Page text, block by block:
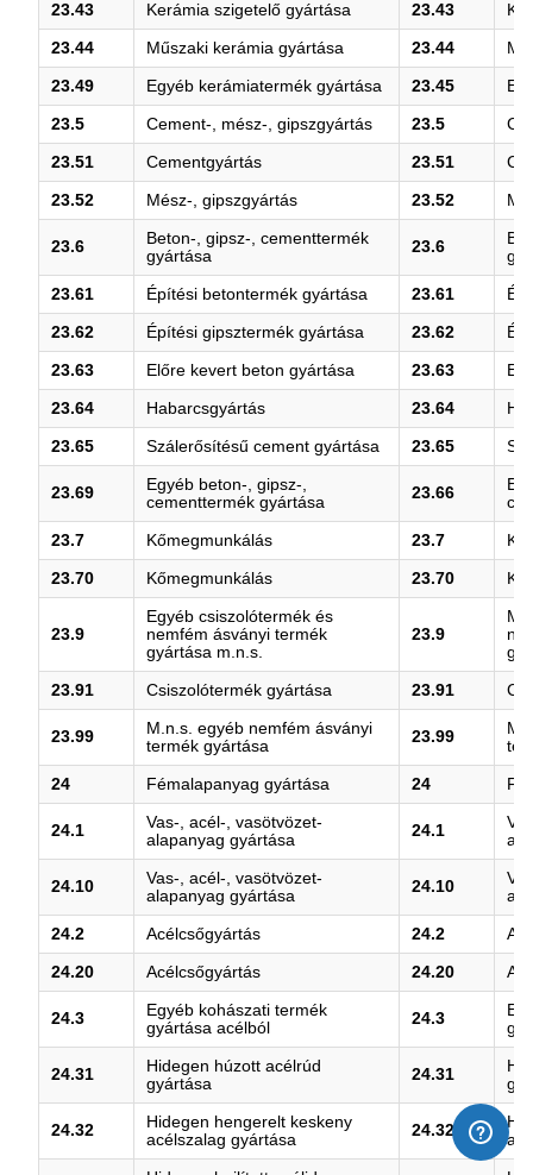
23.43 Kerámia szigetelő gyártása 23.43
23.44 Műszaki kerámia gyártása 23.44
23.49 Egyéb kerámiatermék gyártása 23.45
23.5 Cement-, mész-, gipszgyártás 23.5
23.51 Cementgyártás 23.51
23.52 Mész-, gipszgyártás 23.52
23.6
Beton-, gipsz-, cementtermék
gyártása
23.6
23.61 Építési betontermék gyártása 23.61
23.62 Építési gipsztermék gyártása 23.62
23.63 Előre kevert beton gyártása 23.63
23.64 Habarcsgyártás 23.64
23.65 Szálerősítésű cement gyártása 23.65
23.69
Egyéb beton-, gipsz-,
cementtermék gyártása
23.66
23.7 Kőmegmunkálás 23.7
23.70 Kőmegmunkálás 23.70
23.9
Egyéb csiszolótermék és
nemfém ásványi termék
gyártása m.n.s.
23.9
23.91 Csiszolótermék gyártása 23.91
23.99
M.n.s. egyéb nemfém ásványi
termék gyártása
23.99
24 Fémalapanyag gyártása 24
24.1
Vas-, acél-, vasötvözet-
alapanyag gyártása
24.1
24.10
Vas-, acél-, vasötvözet-
alapanyag gyártása
24.10
24.2 Acélcsőgyártás 24.2
24.20 Acélcsőgyártás 24.20
24.3
Egyéb kohászati termék
gyártása acélból
24.3
24.31
Hidegen húzott acélrúd
gyártása
24.31
24.32
Hidegen hengerelt keskeny
acélszalag gyártása
24.32